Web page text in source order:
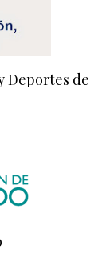
Deportes de